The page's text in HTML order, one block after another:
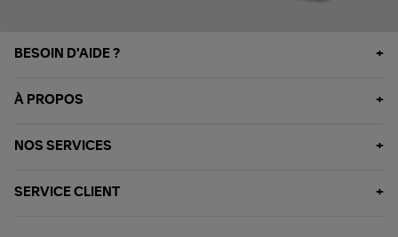
BESOIN D'AIDE ?
À PROPOS
NOS SERVICES
SERVICE CLIENT